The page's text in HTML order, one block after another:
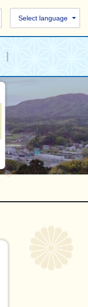
Select language
目的の情報を探